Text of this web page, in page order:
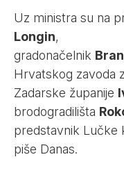
Uz ministra su na
Longin,
gradonačelnik
Hrvatskog zavoda
Zadarske županije
brodogradilišta
predstavnik Lučke
piše Danas.